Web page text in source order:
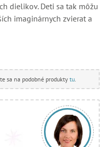
dielikov. Deti sa tak môžu
imaginárnych zvierat a
sa na podobné produkty tu